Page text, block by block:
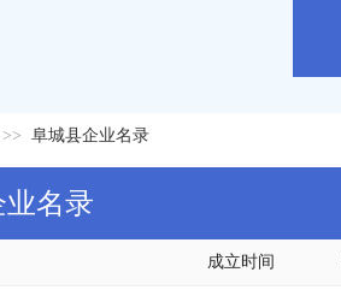
>> 阜城县企业名录
名录
成立时间